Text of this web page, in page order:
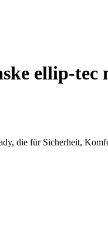
ellip-tec
die für Sicherheit,